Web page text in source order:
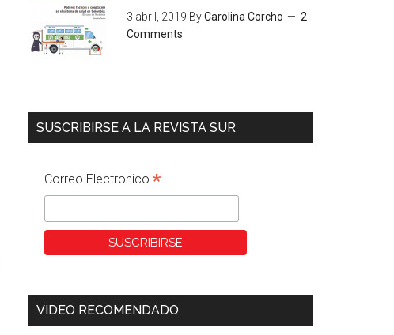
3 abril, 2019 ByCarolina Corcho
2
Comments
SUSCRIBIRSE A LA REVISTA SUR
Correo Electronico *
VIDEO RECOMENDADO